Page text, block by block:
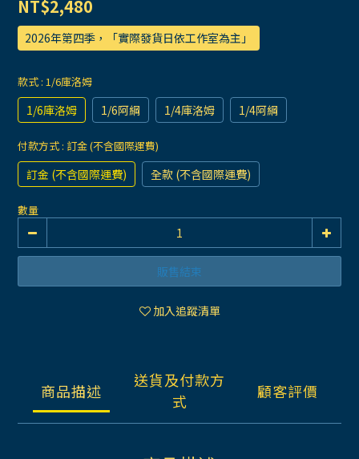
NT$2,480
2026年第四季，「實際發貨日依工作室為主」
款式 : 1/6庫洛姆
1/6庫洛姆 1/6阿綱 1/4庫洛姆 1/4阿綱
付款方式 : 訂金 (不含國際運費)
訂金 (不含國際運費) 全款 (不含國際運費)
數量
販售結束
加入追蹤清單
商品描述
送貨及付款方
式
顧客評價